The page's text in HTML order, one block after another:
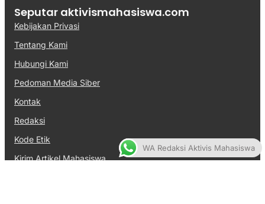
Seputar aktivismahasiswa.com
Kebijakan Privasi
Tentang Kami
Hubungi Kami
Pedoman Media Siber
Kontak
Redaksi
Kode Etik
Kirim Artikel Mahasiswa
WA Redaksi Aktivis Mahasiswa